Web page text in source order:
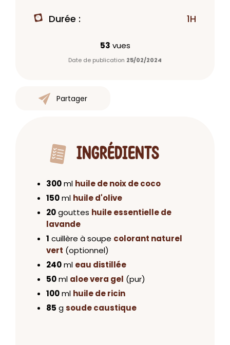
Durée : 1H
53 vues
Date de publication 25/02/2024
Partager
INGRÉDIENTS
300ml huile de noix de coco
150ml huile d'olive
20gouttes huile essentielle de
lavande
1 cuillère à soupe colorant naturel
vert (optionnel)
240ml eau distillée
50ml aloe vera gel (pur)
100ml huile de ricin
85 gsoude caustique